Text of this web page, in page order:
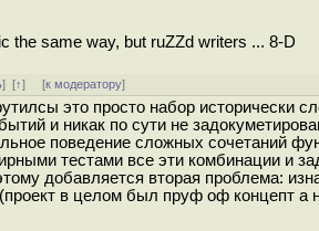
the same way, but ruZZd writers ... 8-D
][↑] [к модератору]
это просто набор исторически
и никак по сути не
поведение сложных сочетаний
тестами все эти комбинации и
добавляется вторая проблема:
в целом был пруф оф концепт а